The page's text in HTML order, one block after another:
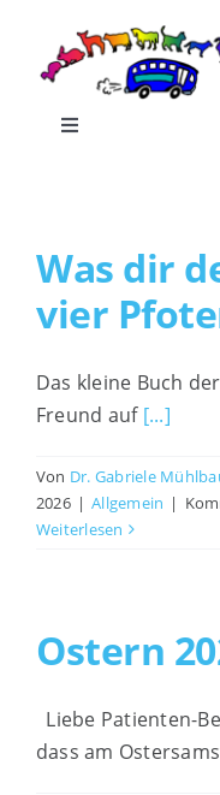
springen
Toggle
Leistungen
Praxis-Shop
Blog
Impressum
Was dir
vier
Das kleine Buch
Freund auf [...]
Von Dr. Gabriele
2026 | Allgemein |
Weiterlesen
Ostern
Liebe Patienten-
dass am